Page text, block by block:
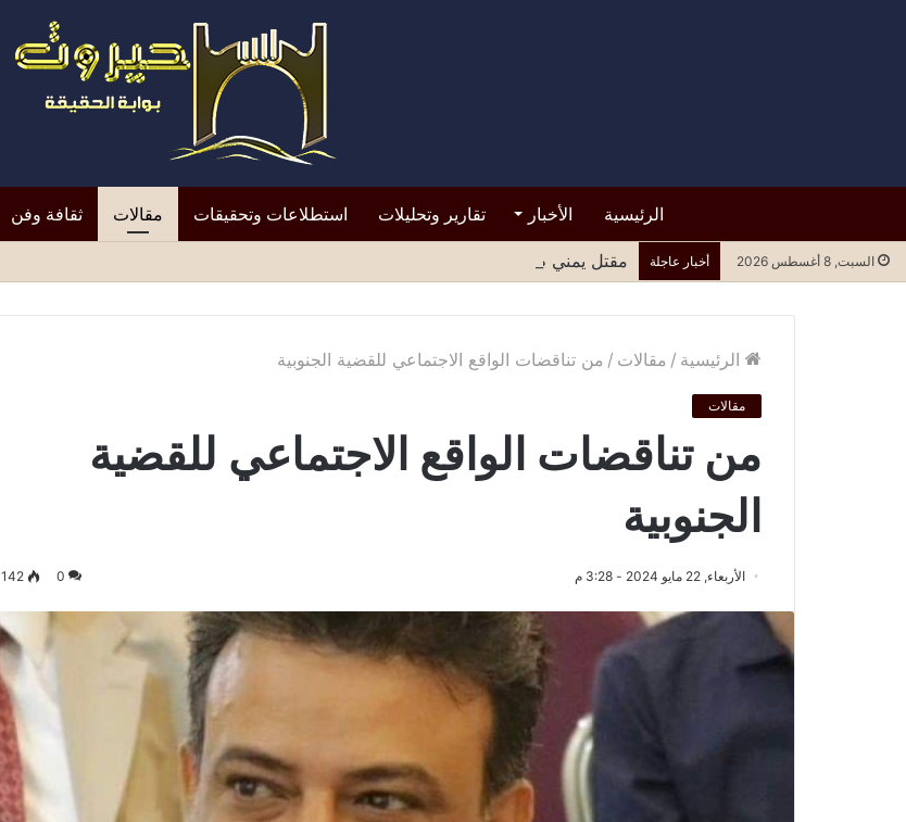
الرئيسية الأخبار تقارير وتحليلات استطلاعات وتحقيقات مقالات ثقافة وفن
السبت, 8 أغسطس 2026 أخبار عاجلة مقتل يمني طعناً في مسجد بمقديشو خلال صلاة الجمعة .. والأسرة تطالب بالعدالة
الرئيسية / مقالات / من تناقضات الواقع الاجتماعي للقضية الجنوبية
مقالات
من تناقضات الواقع الاجتماعي للقضية
الجنوبية
الأربعاء, 22 مايو 2024 - 3:28 م 0
142